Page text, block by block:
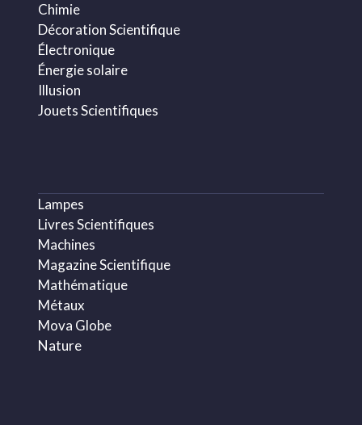
Chimie
Décoration Scientifique
Électronique
Énergie solaire
Illusion
Jouets Scientifiques
Lampes
Livres Scientifiques
Machines
Magazine Scientifique
Mathématique
Métaux
Mova Globe
Nature